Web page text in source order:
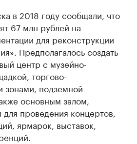
в 2018 году сообщали, что
67 млн рублей на
для реконструкции
Предполагалось создать
центр с музейно-
торгово-
зонами, подземной
основным залом,
проведения концертов,
ярмарок, выставок,